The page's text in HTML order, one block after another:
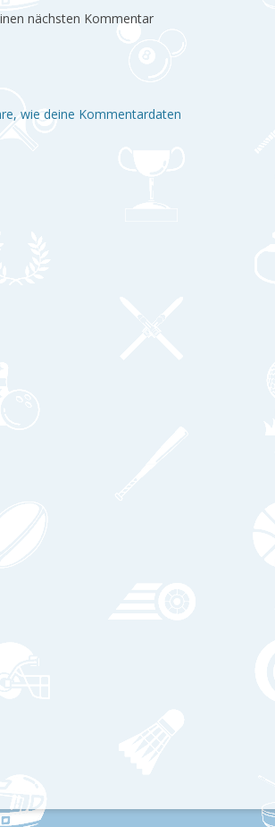
nächsten Kommentar
wie deine Kommentardaten